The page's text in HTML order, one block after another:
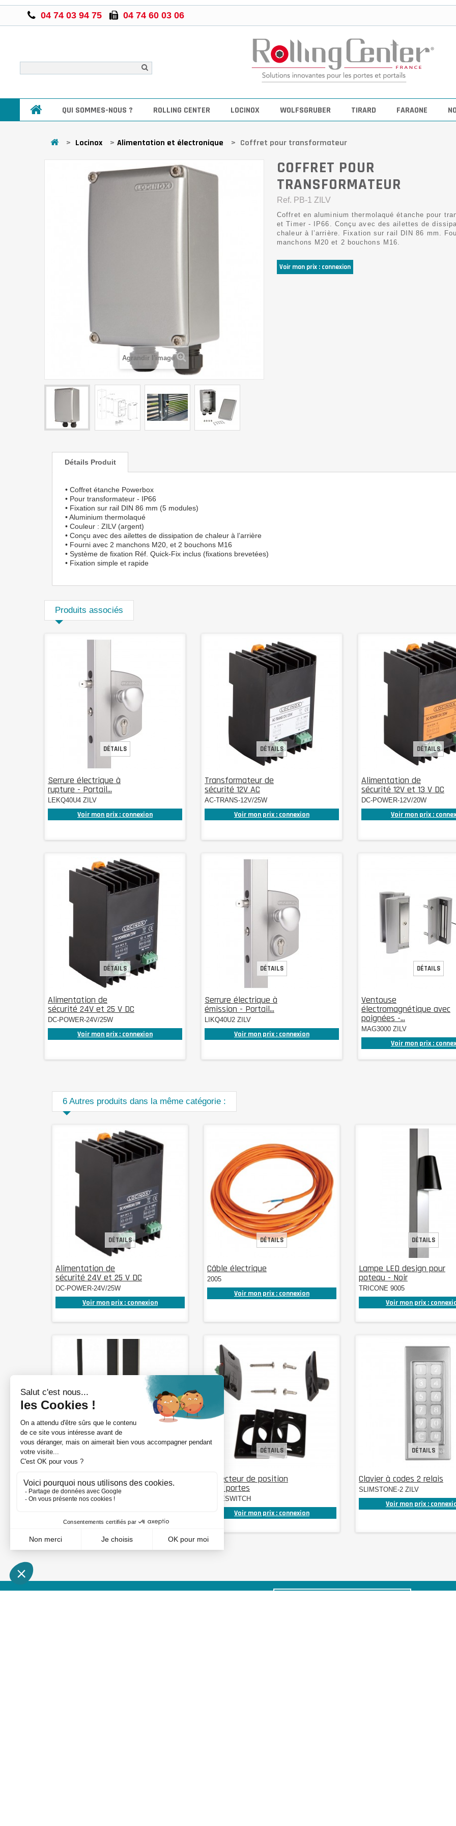
04 74 03 94 75 04 74 60 03 06
QUI SOMMES-NOUS ? ROLLING CENTER LOCINOX WOLFSGRUBER TIRARD FARAONE
> Locinox > Alimentation et électronique > Coffret pour transformateur
Agrandir l'image
COFFRET POUR
TRANSFORMATEUR
Ref. PB-1 ZILV
Coffret en aluminium thermolaqué étanche pour
et Timer - IP66. Conçu avec des ailettes de
chaleur à l’arrière. Fixation sur rail DIN 86 mm.
manchons M20 et 2 bouchons M16.
Voir mon prix : connexion
Détails Produit
• Coffret étanche Powerbox
• Pour transformateur - IP66
• Fixation sur rail DIN 86 mm (5 modules)
• Aluminium thermolaqué
• Couleur : ZILV (argent)
• Conçu avec des ailettes de dissipation de chaleur à l’arrière
• Fourni avec 2 manchons M20, et 2 bouchons M16
• Système de fixation Réf. Quick-Fix inclus (fixations brevetées)
• Fixation simple et rapide
Produits associés
Serrure électrique à
rupture - Portail...
LEKQ40U4 ZILV
Voir mon prix : connexion
DÉTAILS
Transformateur de
sécurité 12V AC
AC-TRANS-12V/25W
Voir mon prix : connexion
DÉTAILS
Alimentation de
sécurité 12V et 13 V DC
DC-POWER-12V/20W
Voir mon prix :
DÉTAILS
Alimentation de
sécurité 24V et 25 V DC
DC-POWER-24V/25W
Voir mon prix : connexion
DÉTAILS
Serrure électrique à
émission - Portail...
LIKQ40U2 ZILV
Voir mon prix : connexion
DÉTAILS
Ventouse
électromagnétique avec
poignées -...
MAG3000 ZILV
Voir mon prix :
DÉTAILS
6 Autres produits dans la même catégorie :
Alimentation de
sécurité 24V et 25 V DC
DC-POWER-24V/25W
Voir mon prix : connexion
DÉTAILS
Câble électrique
2005
Voir mon prix : connexion
DÉTAILS
Lampe LED design pour
poteau - Noir
TRICONE 9005
Voir mon prix :
DÉTAILS
Gaine de passage
renforcée inox - L650
DVK-HD-650 ZILV
Détecteur de position
pour portes
GATESWITCH
Voir mon prix : connexion
DÉTAILS
Clavier à codes 2 relais
SLIMSTONE-2 ZILV
Voir mon prix :
DÉTAILS